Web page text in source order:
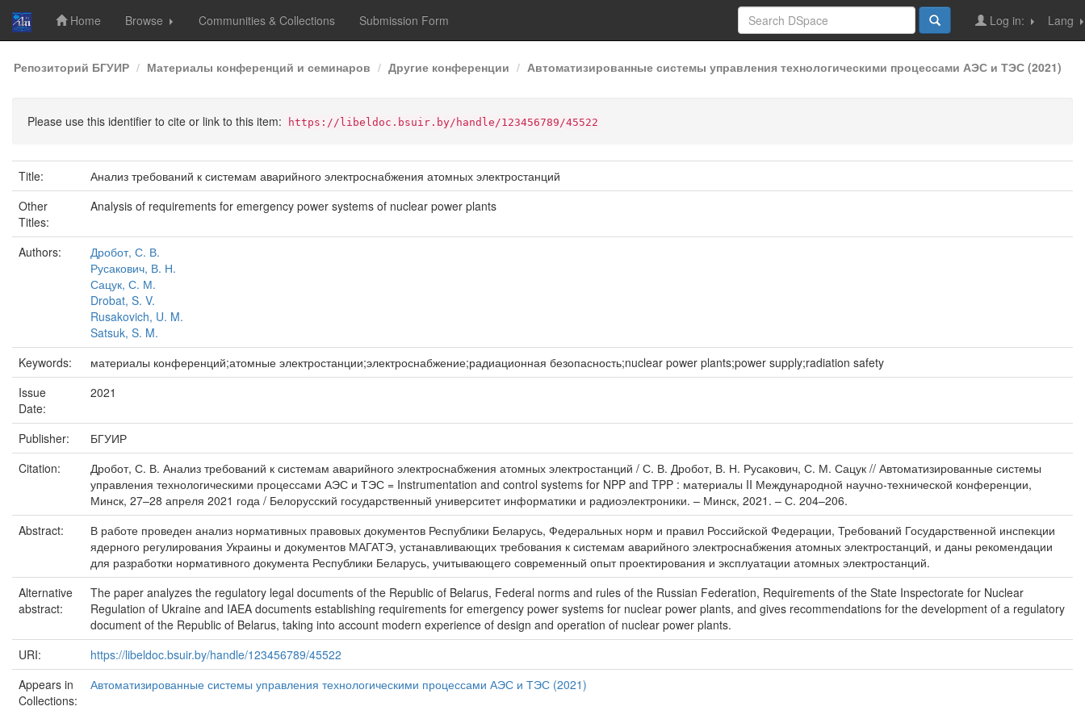
Skip
navigation
Home Browse Communities & Collections Submission Form Lang
Log in:
Репозиторий БГУИР Материалы конференций и семинаров Другие конференции Автоматизированные системы управления технологическими процессами АЭС и ТЭС (2021)
Please use this identifier to cite or link to this item: https://libeldoc.bsuir.by/handle/123456789/45522
Title:
Анализ требований к системам аварийного электроснабжения атомных электростанций
Other
Titles:
Analysis of requirements for emergency power systems of nuclear power plants
Authors:
Дробот, С. В.
Русакович, В. Н.
Сацук, С. М.
Drobat, S. V.
Rusakovich, U. M.
Satsuk, S. M.
Keywords:
материалы конференций;атомные электростанции;электроснабжение;радиационная безопасность;nuclear power plants;power supply;radiation safety
Issue
Date:
2021
Publisher:
БГУИР
Citation:
Дробот, С. В. Анализ требований к системам аварийного электроснабжения атомных электростанций / С. В. Дробот, В. Н. Русакович, С. М. Сацук // Автоматизированные системы
управления технологическими процессами АЭС и ТЭС = Instrumentation and control systems for NPP and TPP : материалы II Международной научно-технической конференции,
Минск, 27–28 апреля 2021 года / Белорусский государственный университет информатики и радиоэлектроники. – Минск, 2021. – С. 204–206.
Abstract:
В работе проведен анализ нормативных правовых документов Республики Беларусь, Федеральных норм и правил Российской Федерации, Требований Государственной инспекции
ядерного регулирования Украины и документов МАГАТЭ, устанавливающих требования к системам аварийного электроснабжения атомных электростанций, и даны рекомендации
для разработки нормативного документа Республики Беларусь, учитывающего современный опыт проектирования и эксплуатации атомных электростанций.
Alternative
abstract:
The paper analyzes the regulatory legal documents of the Republic of Belarus, Federal norms and rules of the Russian Federation, Requirements of the State Inspectorate for Nuclear
Regulation of Ukraine and IAEA documents establishing requirements for emergency power systems for nuclear power plants, and gives recommendations for the development of a regulatory
document of the Republic of Belarus, taking into account modern experience of design and operation of nuclear power plants.
URI:
https://libeldoc.bsuir.by/handle/123456789/45522
Appears in
Collections:
Автоматизированные системы управления технологическими процессами АЭС и ТЭС (2021)